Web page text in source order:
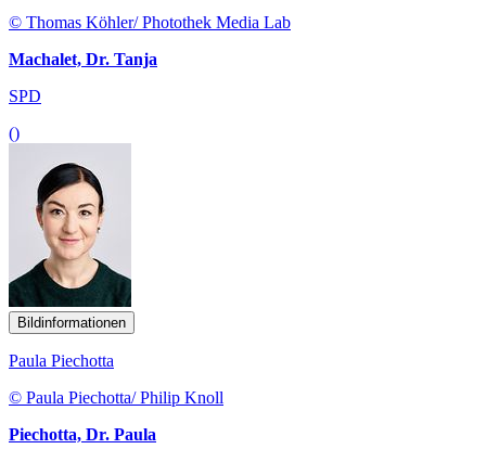
© Thomas Köhler/ Photothek Media Lab
Machalet, Dr. Tanja
SPD
()
Bildinformationen
Paula Piechotta
© Paula Piechotta/ Philip Knoll
Piechotta, Dr. Paula